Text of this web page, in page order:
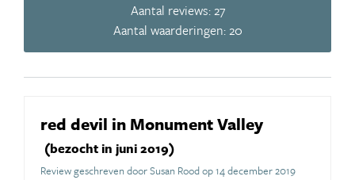
Aantal reviews: 27
Aantal waarderingen: 20
red devil in Monument Valley
(bezocht in juni 2019)
Review geschreven door Susan Rood op 14 december 2019